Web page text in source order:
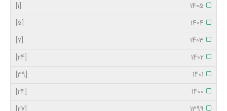
1405
[1]
1404
[5]
1403
[7]
1402
[24]
1401
[39]
1400
[24]